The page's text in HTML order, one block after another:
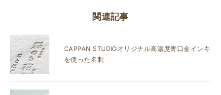
関連記事
CAPPAN STUDIOオリジナル高濃度青口金インキ
を使った名刺